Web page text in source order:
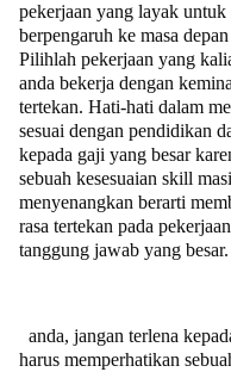
pekerjaan yang layak
berpengaruh ke masa
Pilihlah pekerjaan yang
anda bekerja dengan
tertekan. Hati-hati dalam
sesuai dengan pendidikan
kepada gaji yang besar
sebuah kesesuaian skill
menyenangkan berarti
rasa tertekan pada
tanggung jawab yang besar.
anda, jangan terlena
harus memperhatikan